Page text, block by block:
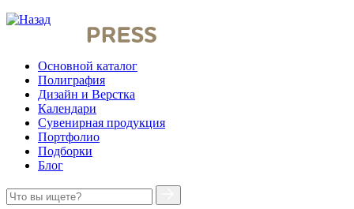
Основной каталог
Полиграфия
Дизайн и Верстка
Календари
Сувенирная продукция
Портфолио
Подборки
Блог